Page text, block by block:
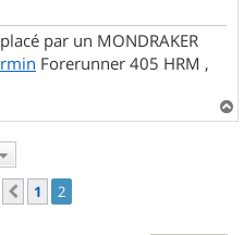
par un MONDRAKER
Forerunner 405 HRM ,
a
Précédent
1 2